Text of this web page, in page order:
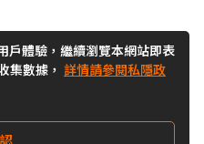
戶體驗，繼續瀏覽本網站即表
集數據， 詳情請參閱私隱政